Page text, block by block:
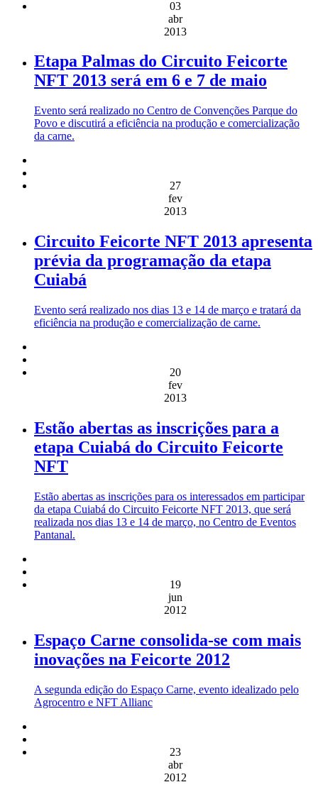
03
abr
2013
Etapa Palmas do Circuito Feicorte
NFT 2013 será em 6 e 7 de maio
Evento será realizado no Centro de Convenções Parque do
Povo e discutirá a eficiência na produção e comercialização
da carne.
27
fev
2013
Circuito Feicorte NFT 2013 apresenta
prévia da programação da etapa
Cuiabá
Evento será realizado nos dias 13 e 14 de março e tratará da
eficiência na produção e comercialização de carne.
20
fev
2013
Estão abertas as inscrições para a
etapa Cuiabá do Circuito Feicorte
NFT
Estão abertas as inscrições para os interessados em participar
da etapa Cuiabá do Circuito Feicorte NFT 2013, que será
realizada nos dias 13 e 14 de março, no Centro de Eventos
Pantanal.
19
jun
2012
Espaço Carne consolida-se com mais
inovações na Feicorte 2012
A segunda edição do Espaço Carne, evento idealizado pelo
Agrocentro e NFT Allianc
23
abr
2012